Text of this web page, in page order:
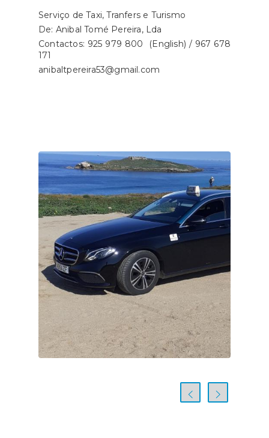
Serviço de Taxi, Tranfers e Turismo
De: Anibal Tomé Pereira, Lda
Contactos: 925 979 800 (English) / 967 678
171
anibaltpereira53@gmail.com